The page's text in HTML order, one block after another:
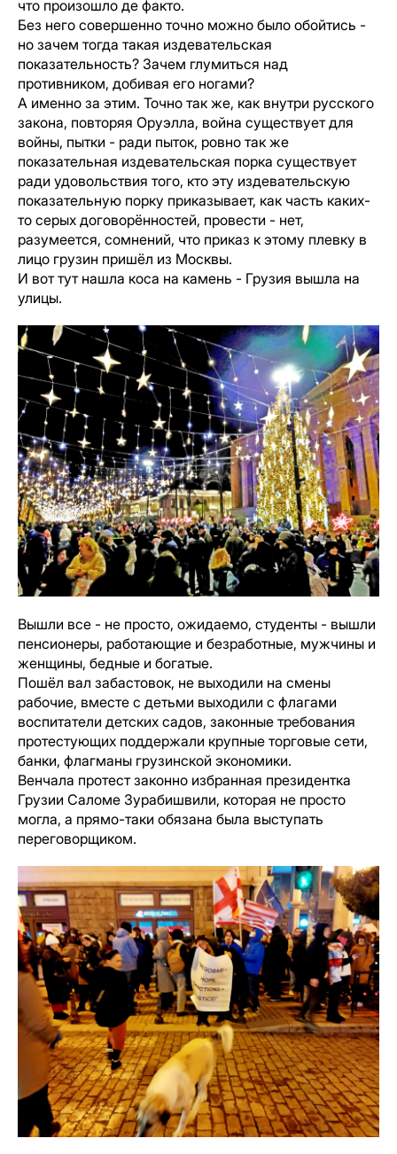
что произошло де факто.
Без него совершенно точно можно было обойтись -
но зачем тогда такая издевательская
показательность? Зачем глумиться над
противником, добивая его ногами?
А именно за этим. Точно так же, как внутри русского
закона, повторяя Оруэлла, война существует для
войны, пытки - ради пыток, ровно так же
показательная издевательская порка существует
ради удовольствия того, кто эту издевательскую
показательную порку приказывает, как часть каких-
то серых договорённостей, провести - нет,
разумеется, сомнений, что приказ к этому плевку в
лицо грузин пришёл из Москвы.
И вот тут нашла коса на камень - Грузия вышла на
улицы.
Вышли все - не просто, ожидаемо, студенты - вышли
пенсионеры, работающие и безработные, мужчины и
женщины, бедные и богатые.
Пошёл вал забастовок, не выходили на смены
рабочие, вместе с детьми выходили с флагами
воспитатели детских садов, законные требования
протестующих поддержали крупные торговые сети,
банки, флагманы грузинской экономики.
Венчала протест законно избранная президентка
Грузии Саломе Зурабишвили, которая не просто
могла, а прямо-таки обязана была выступать
переговорщиком.